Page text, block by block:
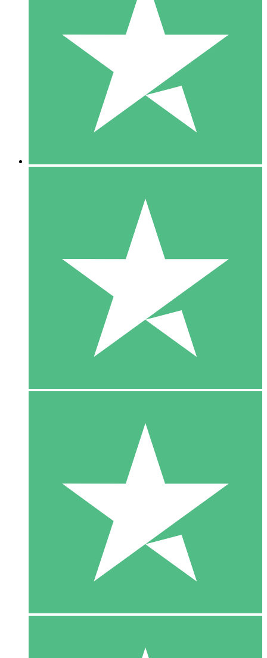
Pacotes de Créditos Individuais
Pague conforme o uso com créditos de download. Sem
1000
10 Downloads
20 00